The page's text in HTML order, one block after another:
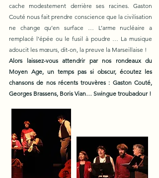
cache modestement derrière ses racines. Gaston
Couté nous fait prendre conscience que la civilisation
ne change qu’en surface … L’arme nucléaire a
remplacé l’épée ou le fusil à poudre … La musique
adoucit les mœurs, dit-on, la preuve la Marseillaise !
Alors laissez-vous attendrir par nos rondeaux du
Moyen Age, un temps pas si obscur, écoutez les
chansons de nos récents trouvères : Gaston Couté,
Georges Brassens, Boris Vian… Swingue troubadour !